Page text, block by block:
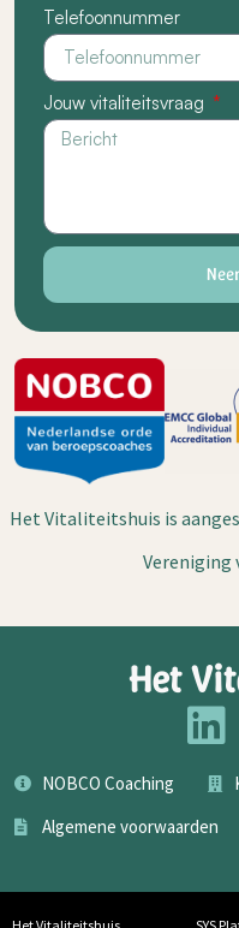
Telefoonnummer
Jouw vitaliteitsvraag
Het Vitaliteitshuis is
Vereniging
Het
NOBCO Coaching
Algemene voorwaarden